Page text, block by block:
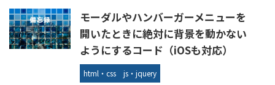
モーダルやハンバーガーメニューを
開いたときに絶対に背景を動かない
ようにするコード（iOSも対応）
html・css js・jquery